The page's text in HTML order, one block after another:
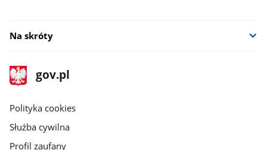
Na skróty
stopka
gov.pl
Strona
gov.pl
gov.pl
Polityka cookies
Służba cywilna
Profil zaufany